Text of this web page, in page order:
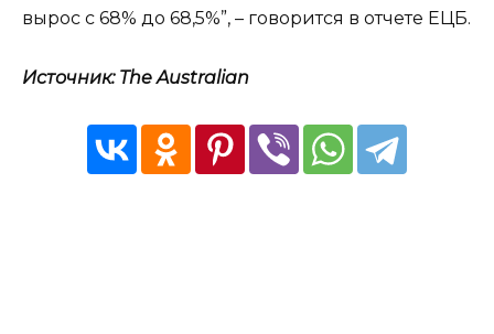
вырос с 68% до 68,5%”, – говорится в отчете ЕЦБ.
Источник: The Australian